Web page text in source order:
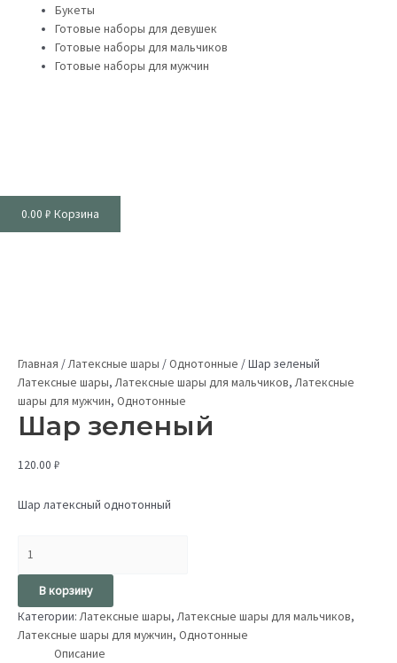
Букеты
Готовые наборы для девушек
Готовые наборы для мальчиков
Готовые наборы для мужчин
0.00 ₽ Корзина
Главная /Латексные шары /Однотонные /Шар зеленый
Латексные шары,Латексные шары для мальчиков,Латексные
шары для мужчин, Однотонные
Шар зеленый
120.00 ₽
Шар латексный однотонный
В корзину
Категории:Латексные шары,Латексные шары для мальчиков,
Латексные шары для мужчин, Однотонные
Описание